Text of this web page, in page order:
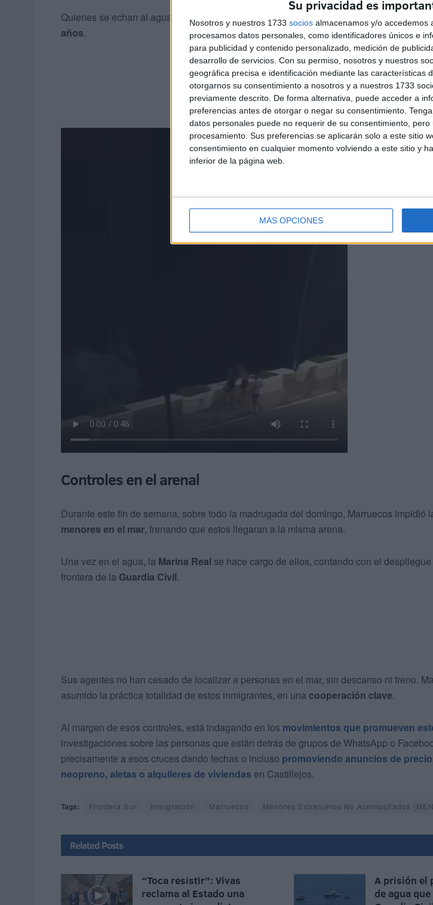
Su privacidad es
Nosotros y nuestros 1733 socios almacenamos y/o accedemos
procesamos datos personales, como identificadores únicos e
para publicidad y contenido personalizado, medición de
desarrollo de servicios. Con su permiso, nosotros y nuestros
geográfica precisa e identificación mediante las características
otorgarnos su consentimiento a nosotros y a nuestros 1733
previamente descrito. De forma alternativa, puede acceder a
preferencias antes de otorgar o negar su consentimiento.
datos personales puede no requerir de su consentimiento,
procesamiento. Sus preferencias se aplicarán solo a este sitio
consentimiento en cualquier momento volviendo a este sitio y
inferior de la página web.
MÁS OPCIONES
Quienes se echan al agua son de distintas edades, incluso se han visto a
niños que
años.
Controles en el arenal
Durante este fin de semana, sobre todo la madrugada del domingo, Marruecos impidió
menores en el mar, frenando que estos llegaran a la misma arena.
Una vez en el agua, la Marina Real se hace cargo de ellos, contando con el
frontera de la Guardia Civil.
Sus agentes no han cesado de localizar a personas en el mar, sin descanso ni freno.
asumido la práctica totalidad de estos inmigrantes, en una cooperación clave.
Al margen de esos controles, está indagando en los movimientos que promueven
investigaciones sobre las personas que están detrás de grupos de WhatsApp o
precisamente a esos cruces dando fechas o incluso promoviendo anuncios de
neopreno, aletas o alquileres de viviendas en Castillejos.
Tags: Frontera Sur Inmigración Marruecos Menores Extranjeros No Acompañados
Related Posts
“Toca resistir”: Vivas
reclama al Estado una
A prisión el
de agua